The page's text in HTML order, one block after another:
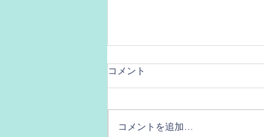
ひじはどこだ？！
コメント
コメントを追加…